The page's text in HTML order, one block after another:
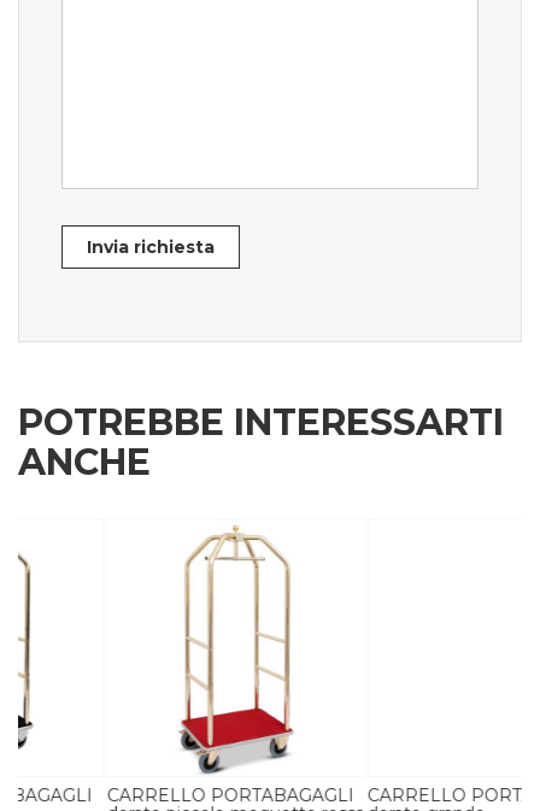
Invia richiesta
POTREBBE INTERESSARTI
ANCHE
CARRELLO PORTABAGAGLI
CARRELLO PORTABAGAGLI